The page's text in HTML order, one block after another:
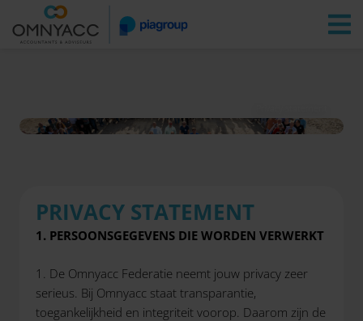
Vestigingen Zoeken
PRIVACY STATEMENT
1. PERSOONSGEGEVENS DIE WORDEN VERWERKT
1. De Omnyacc Federatie neemt jouw privacy zeer
serieus. Bij Omnyacc staat transparantie,
toegankelijkheid en integriteit voorop. Daarom zijn de